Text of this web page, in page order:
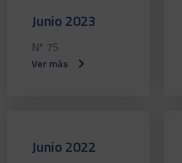
Junio 2023
Nº 75
Ver más
Junio 2022